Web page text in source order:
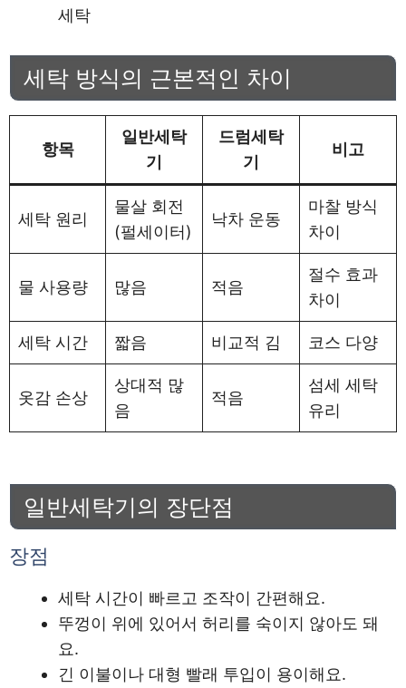
세탁
세탁 방식의 근본적인 차이
항목
일반세탁
기
드럼세탁
기
비고
세탁 원리
물살 회전
(펄세이터)
낙차 운동
마찰 방식
차이
물 사용량 많음 적음
절수 효과
차이
세탁 시간 짧음 비교적 김 코스 다양
옷감 손상
상대적 많
음
적음
섬세 세탁
유리
일반세탁기의 장단점
장점
세탁 시간이 빠르고 조작이 간편해요.
뚜껑이 위에 있어서 허리를 숙이지 않아도 돼
요.
긴 이불이나 대형 빨래 투입이 용이해요.